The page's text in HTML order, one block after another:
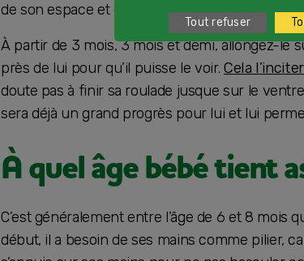
de son espace et de son corps.
À partir de 3 mois, 3 mois et demi, allongez-le
près de lui pour qu’il puisse le voir. Cela
doute pas à finir sa roulade jusque sur le
sera déjà un grand progrès pour lui et lui
À quel âge bébé tient
C’est généralement entre l’âge de 6 et 8 mois
début, il a besoin de ses mains comme pilier,
Tout refuser